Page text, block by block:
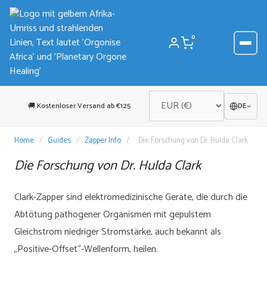
Zum
Inhalt
springen
0
🚚 Kostenloser Versand ab €125 DE
Home / Guides / Zapper Info / Die Forschung von Dr. Hulda Clark
Die Forschung von Dr. Hulda Clark
Clark-Zapper sind elektromedizinische Geräte, die durch die
Abtötung pathogener Organismen mit gepulstem
Gleichstrom niedriger Stromstärke, auch bekannt als
„Positive-Offset“-Wellenform, heilen.